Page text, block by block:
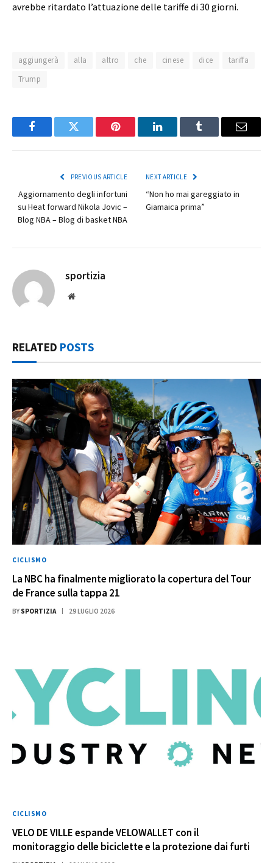
avrebbe ritardato l’attuazione delle tariffe di 30 giorni.
aggiungerà alla altro che cinese dice
tariffa
Trump
FacebookTwitter Pinterest LinkedInTumblr Email
PREVIOUS ARTICLE
Aggiornamento degli infortuni
su Heat forward Nikola Jovic –
Blog NBA – Blog di basket NBA
NEXT ARTICLE
“Non ho mai gareggiato in
Giamaica prima”
sportizia
Website
RELATED POSTS
CICLISMO
La NBC ha finalmente migliorato la copertura del Tour
de France sulla tappa 21
BY SPORTIZIA 29 LUGLIO 2026
CICLISMO
VELO DE VILLE espande VELOWALLET con il
monitoraggio delle biciclette e la protezione dai furti